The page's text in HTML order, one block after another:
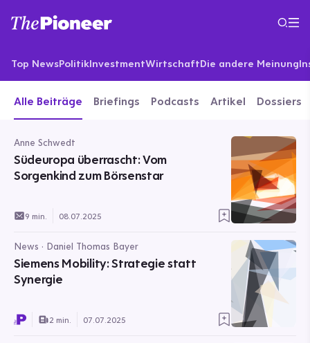
Top NewsPolitikInvestmentWirtschaftDie andere Meinung
Alle Beiträge Briefings Podcasts Artikel Dossiers
Anne Schwedt
Südeuropa überrascht: Vom
Sorgenkind zum Börsenstar
9 min. 08.07.2025
News · Daniel Thomas Bayer
Siemens Mobility: Strategie statt
Synergie
2 min. 07.07.2025